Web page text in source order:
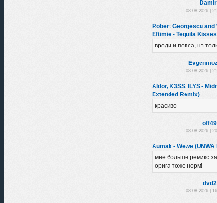
08.08.2026 |
Robert Georgescu and
Eftimie - Tequila
вроди и попса, но
08.08.2026 |
Aldor, K3SS, ILYS -
Extended Remix)
красиво
08.08.2026 |
Aumak - Wewe
мне больше ремикс
орига тоже норм!
08.08.2026 |